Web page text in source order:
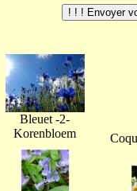
Bleuet -2-
Korenbloem